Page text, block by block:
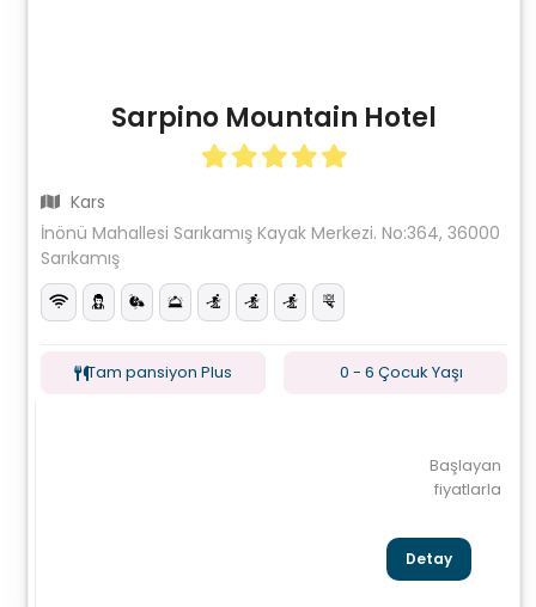
Sarpino Mountain Hotel
Kars
İnönü Mahallesi Sarıkamış Kayak Merkezi. No:364, 36000
Sarıkamış
Tam pansiyon Plus 0 - 6 Çocuk Yaşı
Başlayan
fiyatlarla
Detay